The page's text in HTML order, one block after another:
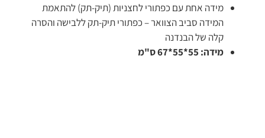
מידה אחת עם כפתורי לחצניות (תיק-תק) להתאמת
המידה סביב הצוואר – כפתורי תיק-תק ללבישה והסרה
קלה של הבנדנה
מידה: 55*55*67 ס"מ